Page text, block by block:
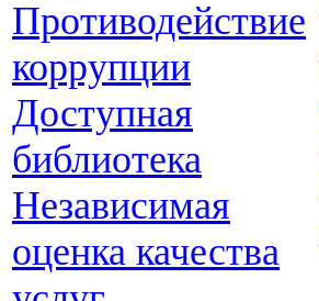
Противодействие
коррупции
Доступная
библиотека
Независимая
оценка качества